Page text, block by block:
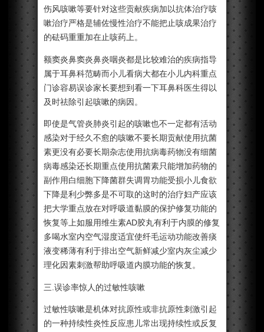
伤风咳嗽等要针对这些贡献疾病加以抗体治疗咳
嗽治疗严格是辅佐慢性治疗不能把止咳成果治疗
的砝码重重加在止咳药上。
额窦炎鼻窦炎鼻炎咽炎都是比较难治的疾病指导
属于耳鼻科范畴而小儿看病大都在小儿内科重点
门诊容易误诊家长要想到看一下耳鼻科医生得以
及时祛除引起咳嗽的病因。
即使是气管炎肺炎引起的咳嗽也不一定都有活动
感染对于经久不愈的咳嗽不要长期贡献使用抗菌
素更没有必要长期杂志使用抗病毒药物没有细菌
病毒感染还长期重点使用抗菌素只能增加药物的
副作用白细胞下降菌群失调胃功能受损小儿食欲
下降是利少弊多是不可取的这时的治疗妇产应该
把大学重点放在对呼吸道黏膜的保护修复功能的
恢复等上如服用维生素AD胶丸有利于内膜的修复
多喝水室内空气湿度适宜使纤毛运动功能改善痰
液变稀薄有利于排出空气新鲜减少室内灰尘减少
理化因素刺激帮助呼吸道内膜功能的恢复。
三.误诊率惊人的过敏性咳嗽
过敏性咳嗽是机体对抗原性或非抗原性刺激引起
的一种持续性炎性反应患儿常出现持续性或反复